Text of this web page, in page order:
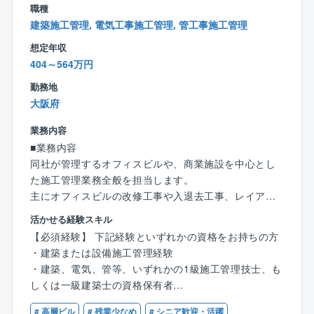
成や実施管理、及びビル設備全般の更新又は改修計画
の企画立案
■物件について（千里事務所）
・同社の千里事務所はデータセンターとオフィスビル
の複合物件となります。
境です。
■選考フロー
書類選考⇒適性検査⇒1次WEB面接⇒適性検査・2次W
EB面接⇒最終対面面接
■同社のバックグラウンドと特色について
住友商事のルーツは不動産分野にあり、数ある事業の
中でも想い入れの強い事業です。現在では清掃ロボッ
トやUpright Green（独自の給水システムを採用した排
水設備を必要としない壁面緑化システム）、ValuSpec
職種
建築施工管理, 電気工事施工管理, 管工事施工管理
想定年収
404～564万円
勤務地
大阪府
業務内容
■業務内容
同社が管理するオフィスビルや、商業施設を中心とし
た施工管理業務全般を担当します。
主にオフィスビルの改修工事や入退去工事、レイアウ
ト変更や原状回復工事がメインとなります。
各種工事の現地調査に始まりプランニング、見積も
り、金額交渉、契約手続き、現地施工管理、工事進捗
の確認、竣工・引渡しといった案件（プロジェクト）
のプロジェクトマネージャーとして、各工程全体の管
理や調整等を一貫して担っていただきます。
活かせる経験スキル
【必須経験】 下記経験といずれかの資格をお持ちの方
・建築または設備施工管理経験
・建築、電気、管等、いずれかの1級施工管理技士、も
しくは一級建築士の資格保有者
※２級施工管理技士もしくは1級施工管理技士補資格保
# 高層ビル # 残業少なめ # シニア歓迎・活躍